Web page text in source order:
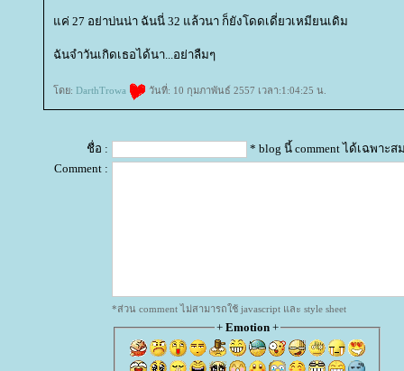
ค่ 27 อย่าบ่นน่า ฉันนี่ 32 แล้วนา ก็ยังโดดเดี่ยวเหมียนเดิม
ฉันจำวันเกิดเธอได้นา...อย่าลืมๆ
ดย: DarthTrowa วันที่: 10 กุมภาพันธ์ 2557 เวลา:1:04:25 น.
ชื่อ :
* blog นี้ comment ได้เฉพาะส
Comment :
*ส่วน comment ไม่สามารถใช้ javascript และ style sheet
+ Emotion+